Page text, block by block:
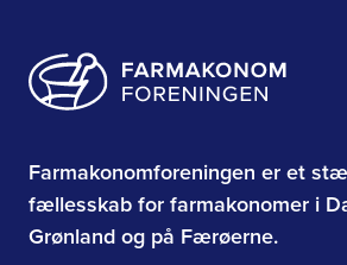
Farmakonomforeningen er et
fællesskab for farmakonomer i
Grønland og på Færøerne.